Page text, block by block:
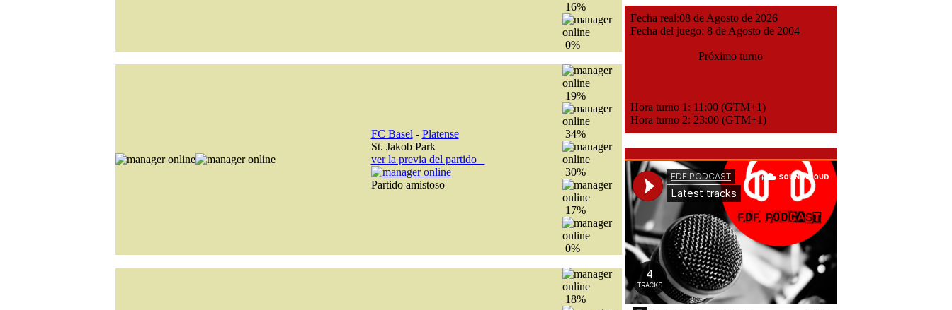
16%
0%
FC Basel - Platense
St. Jakob Park
ver la previa del partido
Partido amistoso
19%
34%
30%
17%
0%
18%
Fecha real:08 de Agosto de 2026
Fecha del juego: 8 de Agosto de 2004
Próximo turno
Hora turno 1: 11:00 (GTM+1)
Hora turno 2: 23:00 (GTM+1)